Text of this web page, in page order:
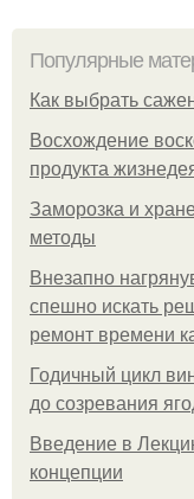
Популярные
Как выбрать
Восхождение
продукта
Заморозка и
методы
Внезапно
спешно искать
ремонт времени
Годичный цикл
до созревания
Введение в
концепции